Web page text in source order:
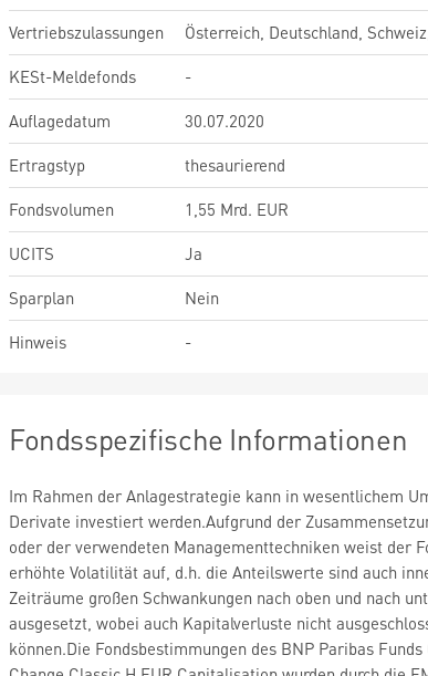
Vertriebszulassungen
Österreich, Deutschland,
KESt-Meldefonds
-
Auflagedatum
30.07.2020
Ertragstyp
thesaurierend
Fondsvolumen
1,55 Mrd. EUR
UCITS
Ja
Sparplan
Nein
Hinweis
-
Fondsspezifische Informationen
Im Rahmen der Anlagestrategie kann in wesentlichem
Derivate investiert werden.Aufgrund der
oder der verwendeten Managementtechniken weist der
erhöhte Volatilität auf, d.h. die Anteilswerte sind auch
Zeiträume großen Schwankungen nach oben und nach
ausgesetzt, wobei auch Kapitalverluste nicht
können.Die Fondsbestimmungen des BNP Paribas